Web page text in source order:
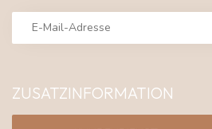
ZUSATZINFORMATION